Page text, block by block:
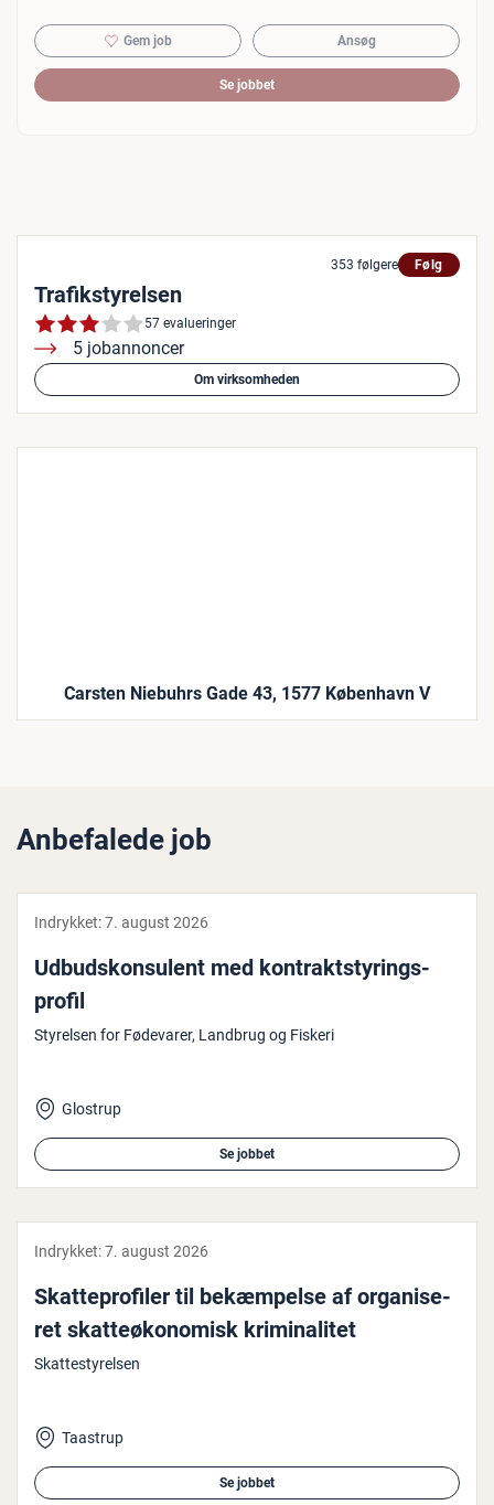
Gem job Ansøg
Se jobbet
353 følgere Følg
Trafikstyrelsen
57 evalueringer
5 jobannoncer
Om virksomheden
Carsten Niebuhrs Gade 43, 1577 København V
Anbefalede job
Indrykket:7. august 2026
Ud­bud­s­kon­su­lent med kon­trakt­sty­rings­
pro­fil
Styrelsen for Fødevarer, Landbrug og Fiskeri
Glostrup
Se jobbet
Indrykket:7. august 2026
Skat­te­pro­fi­ler til be­kæm­pel­se af or­ga­ni­se­
ret skat­teø­ko­no­misk kri­mi­na­li­tet
Skattestyrelsen
Taastrup
Se jobbet